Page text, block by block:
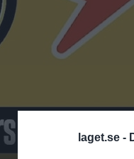
laget.se -